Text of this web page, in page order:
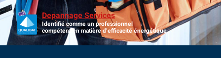
Depannage Services
Identifié comme un professionnel
compétent en matière d’efficacité énergétique.